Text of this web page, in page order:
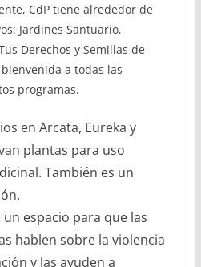
CdP tiene alrededor de
Jardines Santuario,
Derechos y Semillas de
a todas las
programas.
en Arcata, Eureka y
plantas para uso
También es un
espacio para que las
hablen sobre la violencia
y las ayuden a